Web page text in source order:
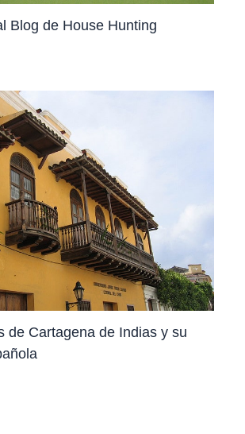
Blog de House Hunting
de Cartagena de Indias y su